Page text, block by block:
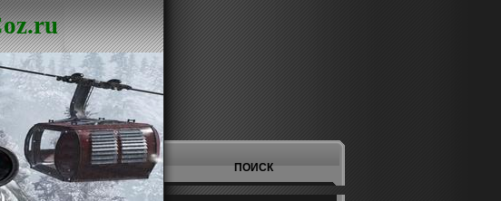
ПОИСК